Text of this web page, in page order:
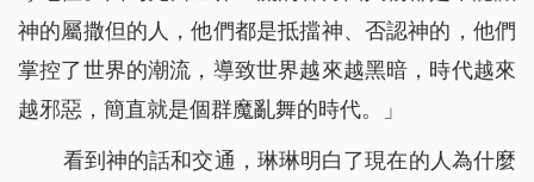
神的屬撒但的人，他們都是抵擋神、否認神的，他們
掌控了世界的潮流，導致世界越來越黑暗，時代越來
越邪惡，簡直就是個群魔亂舞的時代。」
看到神的話和交通，琳琳明白了現在的人為什麼